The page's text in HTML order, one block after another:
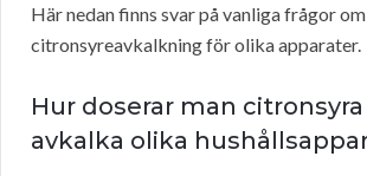
Här nedan finns svar på vanliga frågor om
citronsyreavkalkning för olika apparater.
Hur doserar man
avkalka olika